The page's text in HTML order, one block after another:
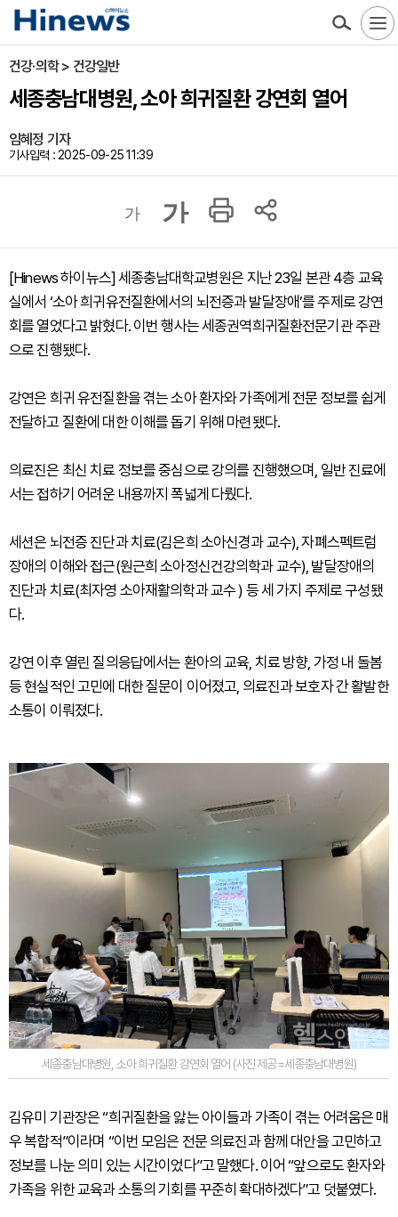
건강·의학 > 건강일반
세종충남대병원, 소아 희귀질환 강연회 열어
임혜정 기자
기사입력 : 2025-09-25 11:39
가 가
[Hinews 하이뉴스] 세종충남대학교병원은 지난 23일 본관 4층 교육
실에서 ‘소아 희귀유전질환에서의 뇌전증과 발달장애’를 주제로 강연
회를 열었다고 밝혔다. 이번 행사는 세종권역희귀질환전문기관 주관
으로 진행됐다.
강연은 희귀 유전질환을 겪는 소아 환자와 가족에게 전문 정보를 쉽게
전달하고 질환에 대한 이해를 돕기 위해 마련됐다.
의료진은 최신 치료 정보를 중심으로 강의를 진행했으며, 일반 진료에
서는 접하기 어려운 내용까지 폭넓게 다뤘다.
세션은 뇌전증 진단과 치료(김은희 소아신경과 교수), 자폐스펙트럼
장애의 이해와 접근(원근희 소아정신건강의학과 교수), 발달장애의
진단과 치료(최자영 소아재활의학과 교수 ) 등 세 가지 주제로 구성됐
다.
강연 이후 열린 질의응답에서는 환아의 교육, 치료 방향, 가정 내 돌봄
등 현실적인 고민에 대한 질문이 이어졌고, 의료진과 보호자 간 활발한
소통이 이뤄졌다.
세종충남대병원, 소아 희귀질환 강연회 열어 (사진 제공=세종충남대병원)
김유미 기관장은 “희귀질환을 앓는 아이들과 가족이 겪는 어려움은 매
우 복합적”이라며 “이번 모임은 전문 의료진과 함께 대안을 고민하고
정보를 나눈 의미 있는 시간이었다”고 말했다. 이어 “앞으로도 환자와
가족을 위한 교육과 소통의 기회를 꾸준히 확대하겠다”고 덧붙였다.